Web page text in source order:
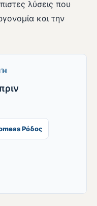
λύσεις που
και την
Ρόδος